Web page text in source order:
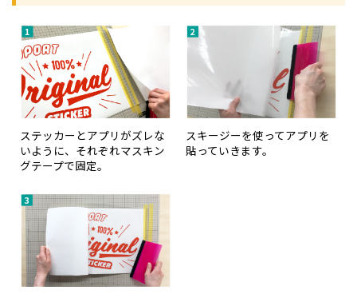
ステッカーとアプリがズレな
いように、それぞれマスキン
グテープで固定。
スキージーを使ってアプリを
貼っていきます。